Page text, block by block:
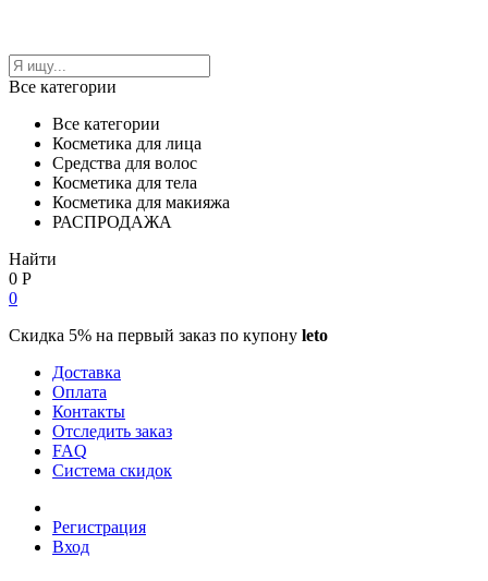
Все категории
Все категории
Косметика для лица
Средства для волос
Косметика для тела
Косметика для макияжа
РАСПРОДАЖА
Найти
0 Р
0
Скидка 5% на первый заказ по купону leto
Доставка
Оплата
Контакты
Отследить заказ
FAQ
Система скидок
Регистрация
Вход